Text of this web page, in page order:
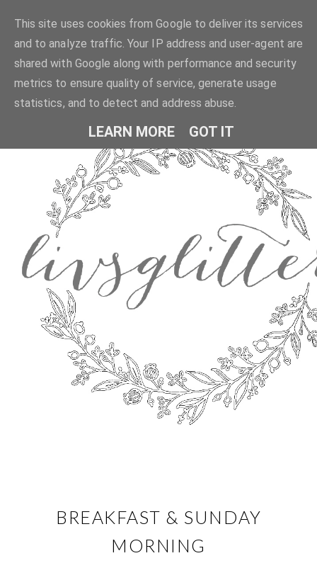
BREAKFAST & SUNDAY
MORNING
This site uses cookies from Google to deliver its services
and to analyze traffic. Your IP address and user-agent are
shared with Google along with performance and security
metrics to ensure quality of service, generate usage
statistics, and to detect and address abuse.
LEARN MORE GOT IT